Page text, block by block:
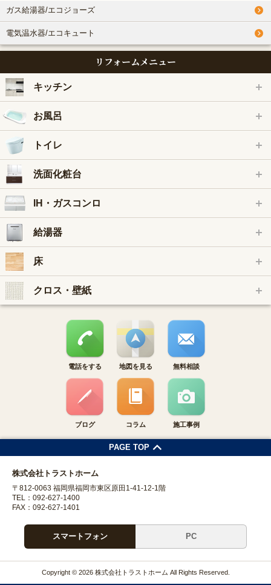
ガス給湯器/エコジョーズ
電気温水器/エコキュート
リフォームメニュー
キッチン
お風呂
トイレ
洗面化粧台
IH・ガスコンロ
給湯器
床
クロス・壁紙
電話をする 地図を見る 無料相談
ブログ コラム 施工事例
PAGE TOP
株式会社トラストホーム
〒812-0063 福岡県福岡市東区原田1-41-12-1階
TEL：092-627-1400
FAX：092-627-1401
スマートフォン PC
Copyright © 2026 株式会社トラストホーム All Rights Reserved.